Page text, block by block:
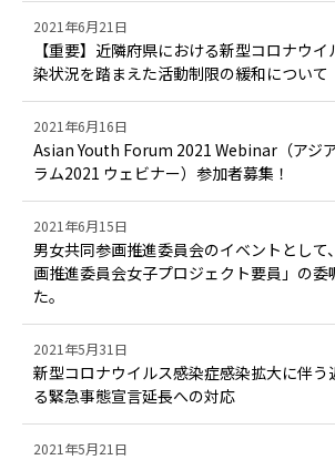
2021年6月21日
【重要】近隣府県における新型コロナウ
染状況を踏まえた活動制限の緩和について
2021年6月16日
Asian Youth Forum 2021 Webinar（アジ
ラム2021 ウェビナー）参加者募集！
2021年6月15日
男女共同参画推進委員会のイベントとして
画推進委員会女子プロジェクト要員」の委
た。
2021年5月31日
新型コロナウイルス感染症感染拡大に伴う
る緊急事態宣言延長への対応
2021年5月21日